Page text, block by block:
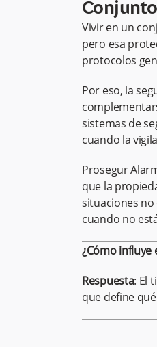
Vivir en un
pero esa
protocolos
Por eso, la
sistemas de
cuando la
Prosegur
que la
situaciones
cuando no
¿Cómo influye
Respuesta: El
que define